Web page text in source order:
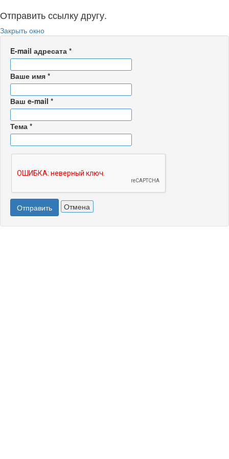
Отправить ссылку другу.
Закрыть окно
E-mail адресата *
Ваше имя *
Ваш e-mail *
Тема *
Отправить Отмена